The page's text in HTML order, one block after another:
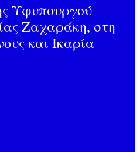
Υφυπουργού
Ζαχαράκη, στη
και Ικαρία